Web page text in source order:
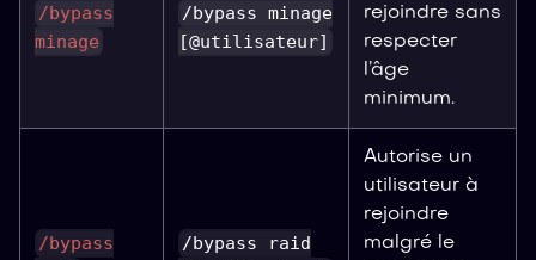
/bypass
minage
/bypass minage
[@utilisateur]
rejoindre sans
respecter
l’âge
minimum.
/bypass
/bypass raid
Autorise un
utilisateur à
rejoindre
malgré le